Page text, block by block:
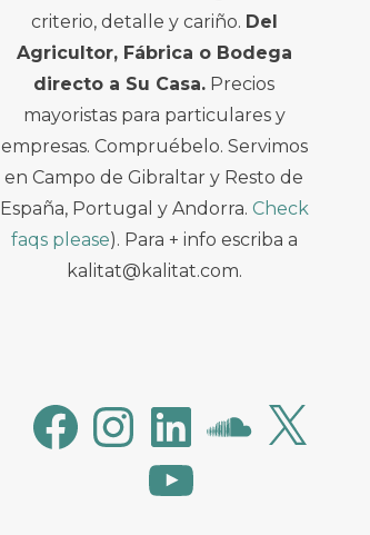
criterio, detalle y cariño. Del
Agricultor, Fábrica o Bodega
directo a Su Casa. Precios
mayoristas para particulares y
empresas. Compruébelo. Servimos
en Campo de Gibraltar y Resto de
España, Portugal y Andorra. Check
faqs please). Para + info escriba a
kalitat@kalitat.com.
FacebookInstagramLinkedInSoundCloud
X
YouTube